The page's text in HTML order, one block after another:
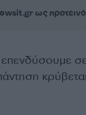
ως
επενδύσουμε